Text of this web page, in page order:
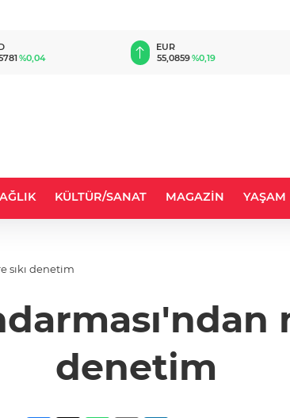
%0,19
GBP
64,2157%0,22
KÜLTÜR/SANAT MAGAZİN YAŞAM
sıkı denetim
denetim